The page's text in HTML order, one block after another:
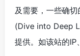
及需要，一些确
(Dive into Deep
提供。如该站的IP